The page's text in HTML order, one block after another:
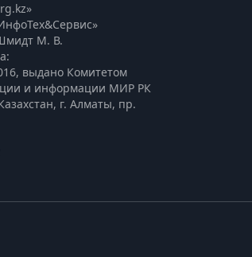
М. В.
выдано Комитетом
и информации МИР РК
г. Алматы, пр.